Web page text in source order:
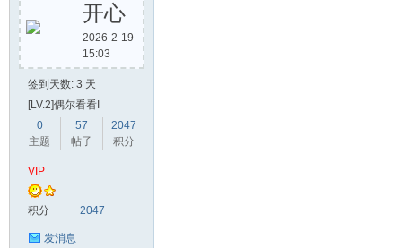
开心
2026-2-19
15:03
签到天数: 3 天
[LV.2]偶尔看看I
0
主题
57
帖子
2047
积分
VIP
积分 2047
发消息